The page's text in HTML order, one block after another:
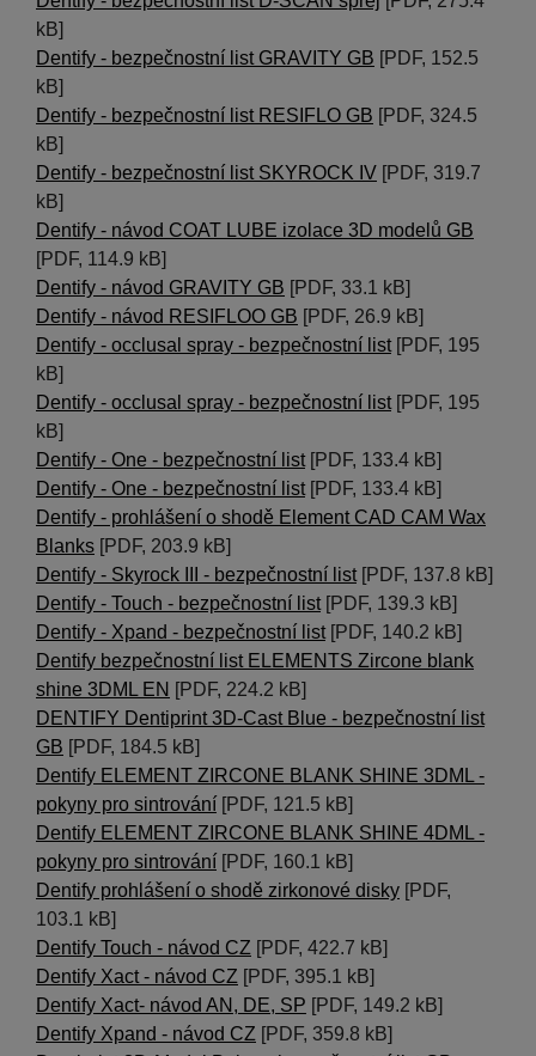
kB]
Dentify - bezpečnostní list GRAVITY GB [PDF, 152.5
kB]
Dentify - bezpečnostní list RESIFLO GB [PDF, 324.5
kB]
Dentify - bezpečnostní list SKYROCK IV [PDF, 319.7
kB]
Dentify - návod COAT LUBE izolace 3D modelů GB
[PDF, 114.9 kB]
Dentify - návod GRAVITY GB [PDF, 33.1 kB]
Dentify - návod RESIFLOO GB [PDF, 26.9 kB]
Dentify - occlusal spray - bezpečnostní list[PDF, 195
kB]
Dentify - occlusal spray - bezpečnostní list[PDF, 195
kB]
Dentify - One - bezpečnostní list[PDF, 133.4 kB]
Dentify - One - bezpečnostní list[PDF, 133.4 kB]
Dentify - prohlášení o shodě Element CAD CAM Wax
Blanks [PDF, 203.9 kB]
Dentify - Skyrock III - bezpečnostní list[PDF, 137.8 kB]
Dentify - Touch - bezpečnostní list[PDF, 139.3 kB]
Dentify - Xpand - bezpečnostní list[PDF, 140.2 kB]
Dentify bezpečnostní list ELEMENTS Zircone blank
shine 3DML EN [PDF, 224.2 kB]
DENTIFY Dentiprint 3D-Cast Blue - bezpečnostní list
GB [PDF, 184.5 kB]
Dentify ELEMENT ZIRCONE BLANK SHINE 3DML -
pokyny pro sintrování [PDF, 121.5 kB]
Dentify ELEMENT ZIRCONE BLANK SHINE 4DML -
pokyny pro sintrování [PDF, 160.1 kB]
Dentify prohlášení o shodě zirkonové disky [PDF,
103.1 kB]
Dentify Touch - návod CZ [PDF, 422.7 kB]
Dentify Xact - návod CZ [PDF, 395.1 kB]
Dentify Xact- návod AN, DE, SP [PDF, 149.2 kB]
Dentify Xpand - návod CZ [PDF, 359.8 kB]